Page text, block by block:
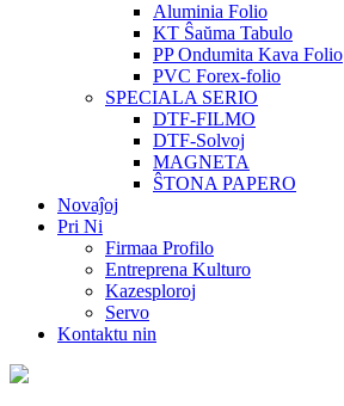
Aluminia Folio
KT Ŝaŭma Tabulo
PP Ondumita Kava Folio
PVC Forex-folio
SPECIALA SERIO
DTF-FILMO
DTF-Solvoj
MAGNETA
ŜTONA PAPERO
Novaĵoj
Pri Ni
Firmaa Profilo
Entreprena Kulturo
Kazesploroj
Servo
Kontaktu nin